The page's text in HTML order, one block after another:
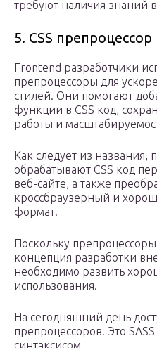
требуют наличия знаний
5. CSS препроцессор
Frontend разработчики
препроцессоры для
стилей. Они помогают
функции в CSS код,
работы и
Как следует из названия,
обрабатывают CSS код
веб-сайте, а также
кроссбраузерный и
формат.
Поскольку
концепция разработки
необходимо развить
использования.
На сегодняшний день
препроцессоров. Это
синтаксисом